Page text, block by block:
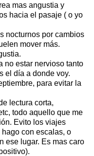
mas angustia y
hacia el pasaje ( o yo
nocturnos por cambios
mover más.
no estar nervioso tanto
el día a donde voy.
para evitar la
lectura corta,
todo aquello que me
Evito los viajes
hago con escalas, o
ese lugar. Es mas caro